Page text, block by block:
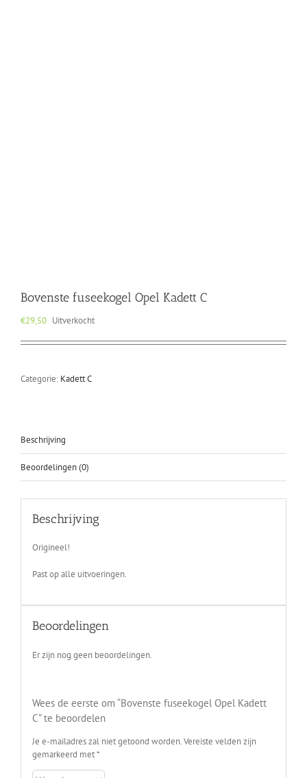
Bovenste fuseekogel Opel Kadett C
€29,50 Uitverkocht
Categorie: Kadett C
Beschrijving
Beoordelingen (0)
Beschrijving
Origineel!
Past op alle uitvoeringen.
Beoordelingen
Er zijn nog geen beoordelingen.
Wees de eerste om “Bovenste fuseekogel Opel Kadett
C” te beoordelen
Je e-mailadres zal niet getoond worden. Vereiste velden zijn
gemarkeerd met*